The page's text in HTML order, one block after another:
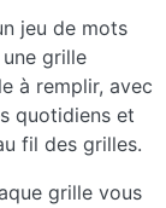
jeu de mots
grille
à remplir, avec
quotidiens et
fil des grilles.
grille vous